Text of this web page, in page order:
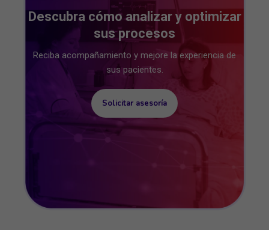
Descubra cómo analizar y optimizar
sus procesos
Reciba acompañamiento y mejore la experiencia de
sus pacientes.
Solicitar asesoría